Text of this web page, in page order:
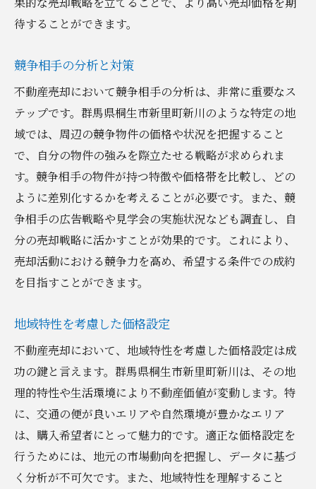
待することができます。
競争相手の分析と対策
不動産売却において競争相手の分析は、非常に重要なス
テップです。群馬県桐生市新里町新川のような特定の地
域では、周辺の競争物件の価格や状況を把握すること
で、自分の物件の強みを際立たせる戦略が求められま
す。競争相手の物件が持つ特徴や価格帯を比較し、どの
ように差別化するかを考えることが必要です。また、競
争相手の広告戦略や見学会の実施状況なども調査し、自
分の売却戦略に活かすことが効果的です。これにより、
売却活動における競争力を高め、希望する条件での成約
を目指すことができます。
地域特性を考慮した価格設定
不動産売却において、地域特性を考慮した価格設定は成
功の鍵と言えます。群馬県桐生市新里町新川は、その地
理的特性や生活環境により不動産価値が変動します。特
に、交通の便が良いエリアや自然環境が豊かなエリア
は、購入希望者にとって魅力的です。適正な価格設定を
行うためには、地元の市場動向を把握し、データに基づ
く分析が不可欠です。また、地域特性を理解すること